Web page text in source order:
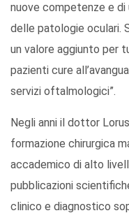
nuove competenze e di
delle patologie oculari.
un valore aggiunto per
pazienti cure
servizi oftalmologici”.
Negli anni il dottor
formazione chirurgica
accademico di alto
pubblicazioni
clinico e diagnostico